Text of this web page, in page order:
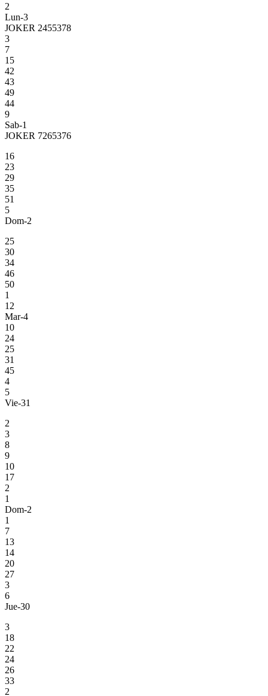
2
Lun-3
JOKER 2455378
3
7
15
42
43
49
44
9
Sab-1
JOKER 7265376
16
23
29
35
51
5
Dom-2
25
30
34
46
50
1
12
Mar-4
10
24
25
31
45
4
5
Vie-31
2
3
8
9
10
17
2
1
Dom-2
1
7
13
14
20
27
3
6
Jue-30
3
18
22
24
26
33
2